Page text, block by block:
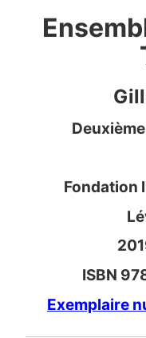
Fondation
ISBN
Exemplaire